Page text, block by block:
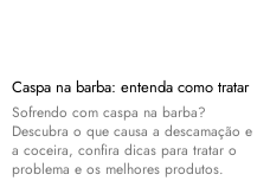
Caspa na barba: entenda como tratar
Sofrendo com caspa na barba?
Descubra o que causa a descamação e
a coceira, confira dicas para tratar o
problema e os melhores produtos.